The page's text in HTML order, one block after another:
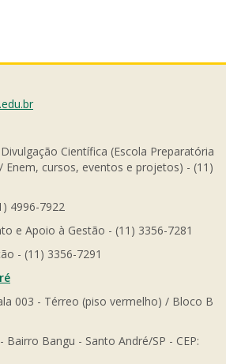
Científica (Escola Preparatória
Enem, cursos, eventos e projetos) - (11)
4996-7922
e Apoio à Gestão - (11) 3356-7281
- (11) 3356-7291
003 - Térreo (piso vermelho) / Bloco B
Bairro Bangu - Santo André/SP - CEP: